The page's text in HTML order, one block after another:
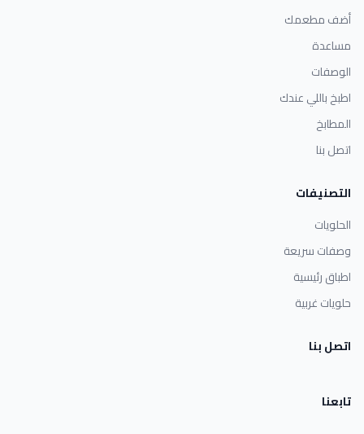
أضف مطعمك
مساعدة
الوصفات
اطبخ باللي عندك
المطابخ
اتصل بنا
التصنيفات
الحلويات
وصفات سريعة
اطباق رئيسية
حلويات غربية
اتصل بنا
تابعنا